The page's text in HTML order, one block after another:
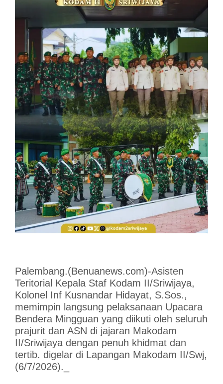
Palembang.(Benuanews.com)-Asisten
Teritorial Kepala Staf Kodam II/Sriwijaya,
Kolonel Inf Kusnandar Hidayat, S.Sos.,
memimpin langsung pelaksanaan Upacara
Bendera Mingguan yang diikuti oleh seluruh
prajurit dan ASN di jajaran Makodam
II/Sriwijaya dengan penuh khidmat dan
tertib. digelar di Lapangan Makodam II/Swj,
(6/7/2026)._